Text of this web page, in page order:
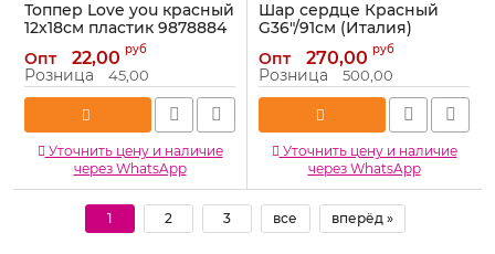
Топпер Love you красный
12х18см пластик 9878884
Артикул: 9878884
Опт 22,00 руб
Розница 45,00
Уточнить цену и наличие
через WhatsApp
Шар сердце Красный
G36"/91см (Италия)
36008R 1204-1278
Артикул: 36008R
Опт 270,00 руб
Розница 500,00
Уточнить цену и наличие
через WhatsApp
1 2 3 все вперёд »